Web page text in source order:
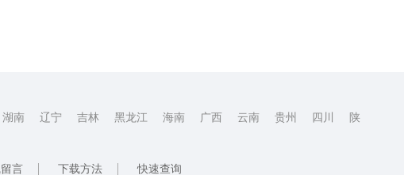
湖南 辽宁 吉林 黑龙江 海南 广西 云南 贵州 四川
陕
言 下载方法 快速查询